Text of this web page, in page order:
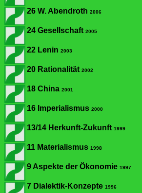
26 W. Abendroth 2006
24 Gesellschaft 2005
22 Lenin 2003
20 Rationalität 2002
18 China 2001
16 Imperialismus 2000
13/14 Herkunft-Zukunft 1999
11 Materialismus 1998
9 Aspekte der Ökonomie 1997
7 Dialektik-Konzepte 1996